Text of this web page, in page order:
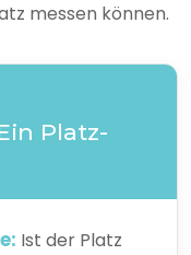
messen können.
Platz-
Ist der Platz